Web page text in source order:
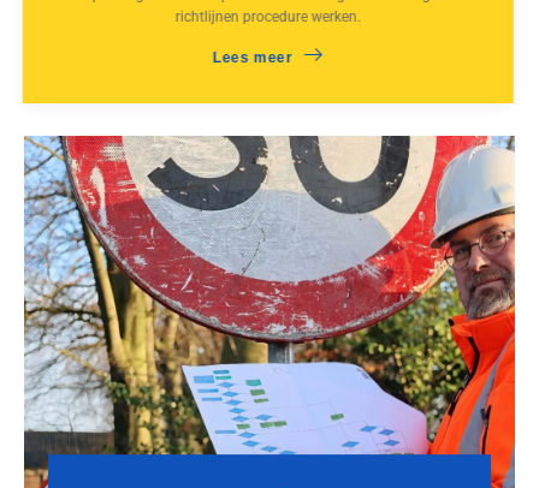
richtlijnen procedure werken.
Lees meer